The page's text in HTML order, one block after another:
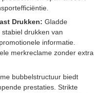
Drukken: Gladde
drukken van
informatie.
merkreclame zonder extra
bubbelstructuur biedt
prestaties. Strikte